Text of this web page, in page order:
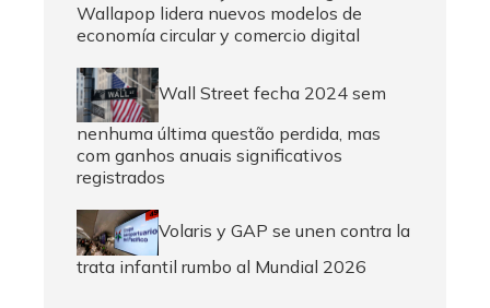
Wallapop lidera nuevos modelos de
economía circular y comercio digital
Wall Street fecha 2024 sem
nenhuma última questão perdida, mas
com ganhos anuais significativos
registrados
Volaris y GAP se unen contra la
trata infantil rumbo al Mundial 2026